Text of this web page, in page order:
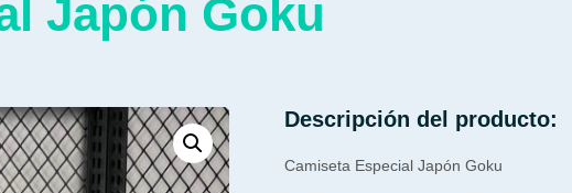
Japón Goku
Descripción del producto:
Camiseta Especial Japón Goku